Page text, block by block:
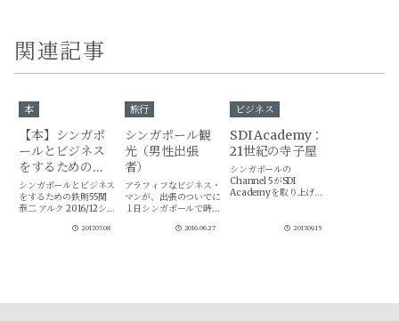
関連記事
本
【本】シンガポ
ールとビジネス
をするための鉄
則55
シンガポールとビジネス
をするための鉄則55関
泰二 アルク 2016/12シ
するための知識をコンパ
2017.07.08
旅行
シンガポール観
光（男性出張
者）
アラフィフなビジネス・
マンが、出張のついでに
１日シンガポールで時間
うするかについて考えて
2016.06.27
ビジネス
SDI Academy：
21世紀の寺子屋
シンガポールの
Channel 5がSDI
Academyを取り上げて
The Red Dot 2017 -2017.09.15